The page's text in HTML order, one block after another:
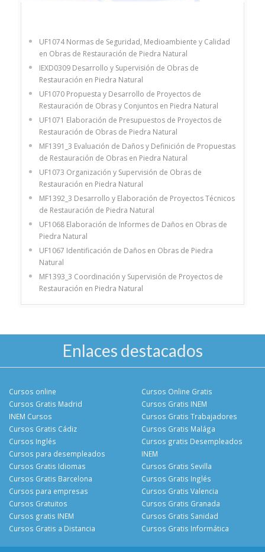
UF1074 Normas de Seguridad, Medioambiente y Calidad
en Obras de Restauración de Piedra Natural
IEXD0309 Desarrollo y Supervisión de Obras de
Restauración en Piedra Natural
UF1070 Propuesta y Desarrollo de Proyectos de
Restauración de Obras y Conjuntos en Piedra Natural
UF1071 Elaboración de Presupuestos de Proyectos de
Restauración de Obras de Piedra Natural
MF1391_3 Evaluación de Daños y Definición de Propuestas
de Restauración de Obras en Piedra Natural
UF1073 Organización y Supervisión de Obras de
Restauración en Piedra Natural
MF1392_3 Desarrollo y Elaboración de Proyectos Técnicos
de Restauración de Piedra Natural
UF1068 Elaboración de Informes de Daños en Obras de
Piedra Natural
UF1067 Identificación de Daños en Obras de Piedra
Natural
MF1393_3 Coordinación y Supervisión de Proyectos de
Restauración en Piedra Natural
Enlaces destacados
Cursos online
Cursos Gratis Madrid
INEM Cursos
Cursos Gratis Cádiz
Cursos Online Gratis
Cursos Gratis INEM
Cursos Gratis Trabajadores
Cursos Gratis Malága
Cursos Inglés
Cursos para desempleados
Cursos Gratis Idiomas
Cursos Gratis Barcelona
Cursos gratis Desempleados
INEM
Cursos Gratis Sevilla
Cursos Gratis Inglés
Cursos para empresas
Cursos Gratuitos
Cursos gratis INEM
Cursos Gratis a Distancia
Cursos Gratis Valencia
Cursos Gratis Granada
Cursos Gratis Sanidad
Cursos Gratis Informática